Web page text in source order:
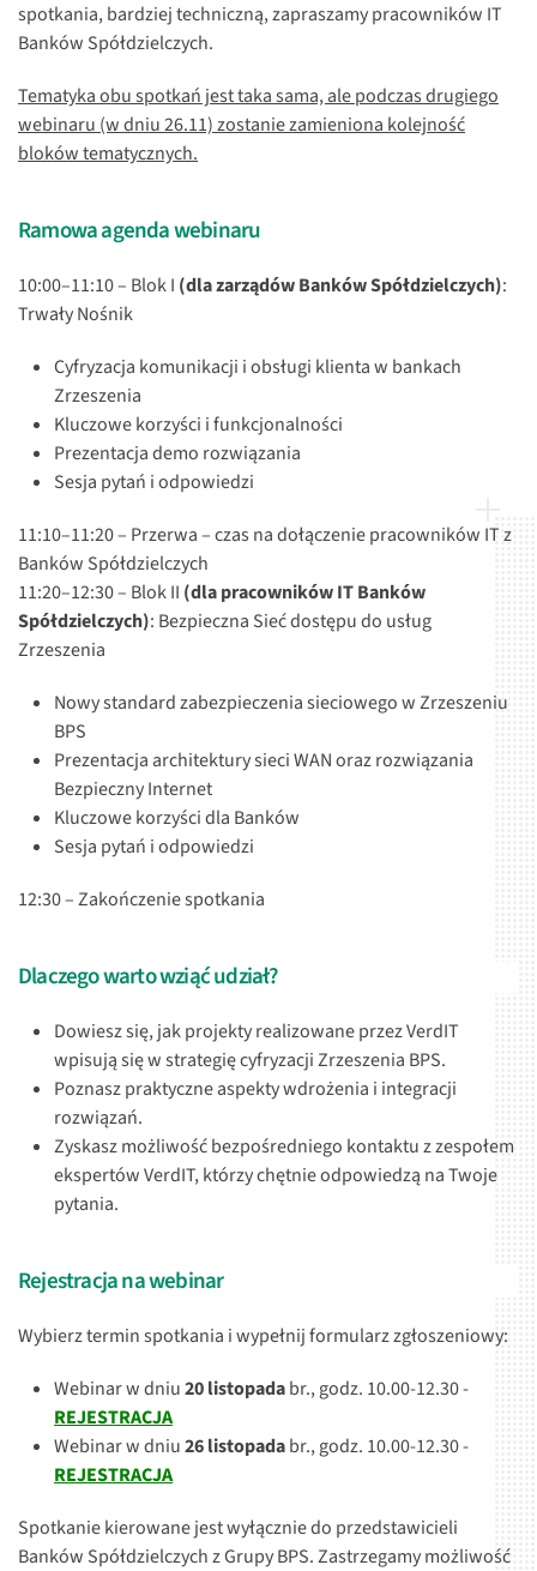
spotkania, bardziej techniczną, zapraszamy pracowników IT
Banków Spółdzielczych.
Tematyka obu spotkań jest taka sama, ale podczas drugiego
webinaru (w dniu 26.11) zostanie zamieniona kolejność
bloków tematycznych.
Ramowa agenda webinaru
10:00–11:10 – Blok I (dla zarządów Banków Spółdzielczych):
Trwały Nośnik
Cyfryzacja komunikacji i obsługi klienta w bankach
Zrzeszenia
Kluczowe korzyści i funkcjonalności
Prezentacja demo rozwiązania
Sesja pytań i odpowiedzi
11:10–11:20 – Przerwa – czas na dołączenie pracowników IT z
Banków Spółdzielczych
11:20–12:30 – Blok II (dla pracowników IT Banków
Spółdzielczych): Bezpieczna Sieć dostępu do usług
Zrzeszenia
Nowy standard zabezpieczenia sieciowego w Zrzeszeniu
BPS
Prezentacja architektury sieci WAN oraz rozwiązania
Bezpieczny Internet
Kluczowe korzyści dla Banków
Sesja pytań i odpowiedzi
12:30 – Zakończenie spotkania
Dlaczego warto wziąć udział?
Dowiesz się, jak projekty realizowane przez VerdIT
wpisują się w strategię cyfryzacji Zrzeszenia BPS.
Poznasz praktyczne aspekty wdrożenia i integracji
rozwiązań.
Zyskasz możliwość bezpośredniego kontaktu z zespołem
ekspertów VerdIT, którzy chętnie odpowiedzą na Twoje
pytania.
Rejestracja na webinar
Wybierz termin spotkania i wypełnij formularz zgłoszeniowy:
Webinar w dniu20 listopadabr., godz. 10.00-12.30 -
REJESTRACJA
Webinar w dniu26 listopadabr., godz. 10.00-12.30 -
REJESTRACJA
Spotkanie kierowane jest wyłącznie do przedstawicieli
Banków Spółdzielczych z Grupy BPS. Zastrzegamy możliwość